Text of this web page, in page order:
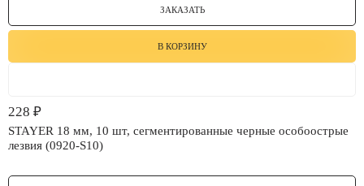
ЗАКАЗАТЬ
В КОРЗИНУ
228 ₽
STAYER 18 мм, 10 шт, сегментированные черные особоострые
лезвия (0920-S10)